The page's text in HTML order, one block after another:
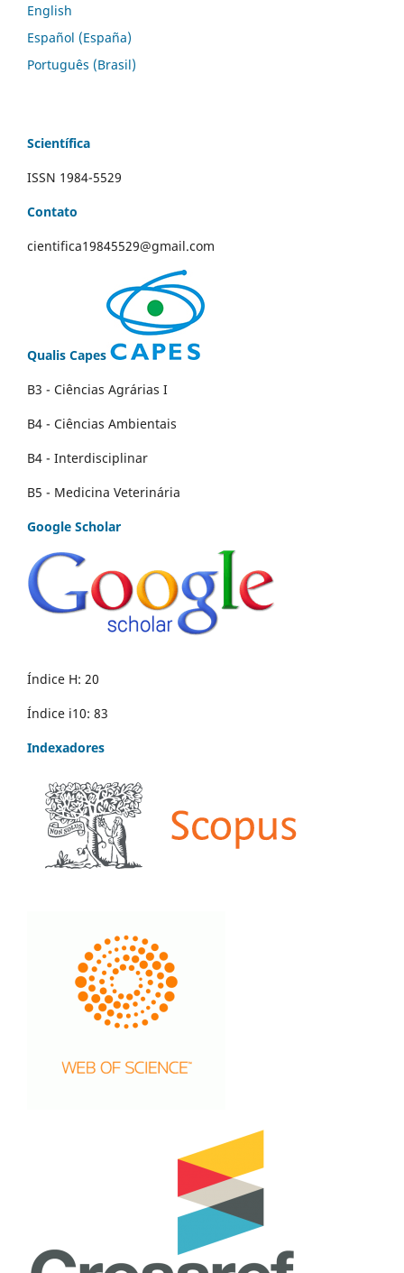
English
Español (España)
Português (Brasil)
Scientífica
ISSN 1984-5529
Contato
cientifica19845529@gmail.com
Qualis Capes
B3 - Ciências Agrárias I
B4 - Ciências Ambientais
B4 - Interdisciplinar
B5 - Medicina Veterinária
Google Scholar
Índice H: 20
Índice i10: 83
Indexadores